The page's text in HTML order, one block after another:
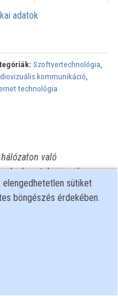
adatok
Szoftvertechnológia,
kommunikáció,
technológia
való
hozatal szigorúan
engedélyéhez
elengedhetetlen sütiket
böngészés érdekében.